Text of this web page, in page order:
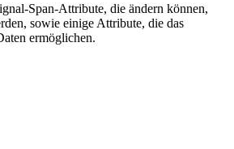
Span-Attribute, die ändern können,
sowie einige Attribute, die das
ermöglichen.